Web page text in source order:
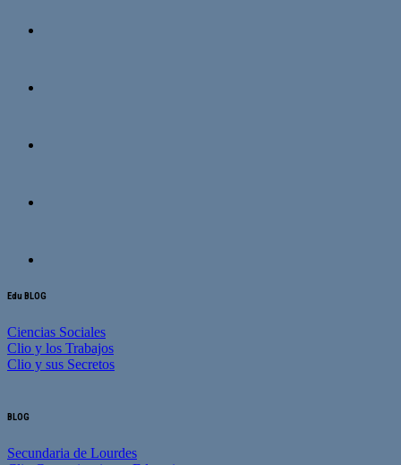
Edu BLOG
Ciencias Sociales
Clio y los Trabajos
Clio y sus Secretos
BLOG
Secundaria de Lourdes